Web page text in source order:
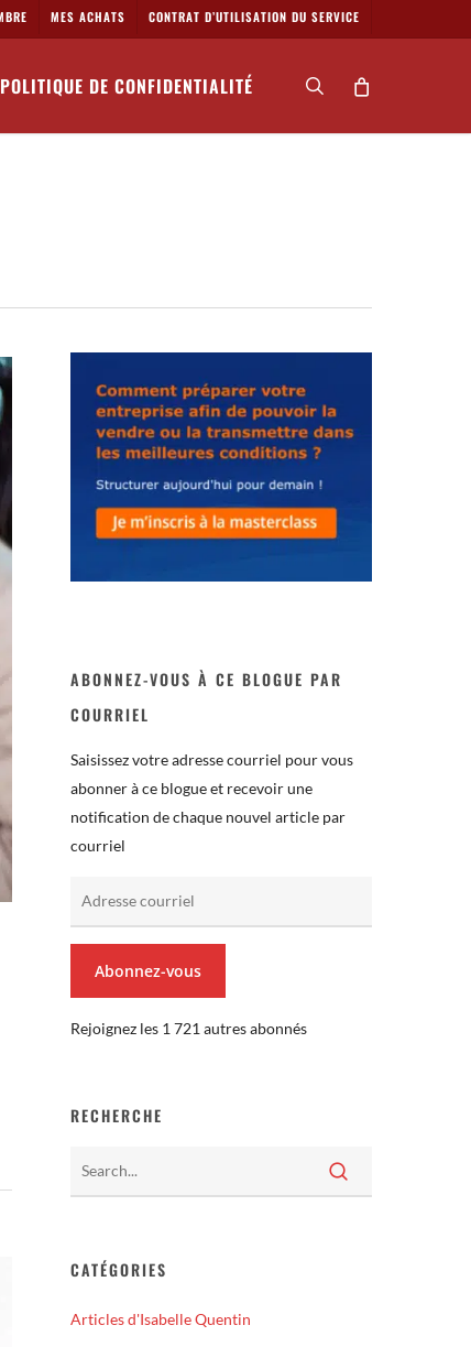
MES ACHATS CONTRAT D’UTILISATION DU SERVICE
POLITIQUE DE CONFIDENTIALITÉ search
ABONNEZ-VOUS À CE BLOGUE PAR
COURRIEL
Saisissez votre adresse courriel pour vous
abonner à ce blogue et recevoir une
notification de chaque nouvel article par
courriel
Abonnez-vous
Rejoignez les 1 721 autres abonnés
RECHERCHE
CATÉGORIES
Articles d'Isabelle Quentin